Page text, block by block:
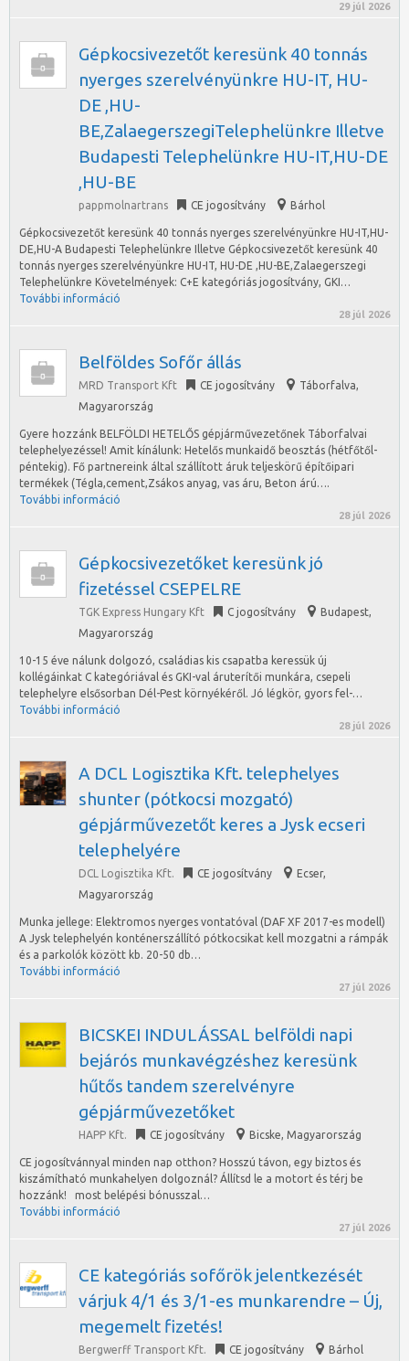
29 júl 2026
Gépkocsivezetőt keresünk 40 tonnás
nyerges szerelvényünkre HU-IT, HU-
DE ,HU-
BE,ZalaegerszegiTelephelünkre Illetve
Budapesti Telephelünkre HU-IT,HU-DE
,HU-BE
pappmolnartrans CE jogosítvány Bárhol
Gépkocsivezetőt keresünk 40 tonnás nyerges szerelvényünkre HU-IT,HU-
DE,HU-A Budapesti Telephelünkre Illetve Gépkocsivezetőt keresünk 40
tonnás nyerges szerelvényünkre HU-IT, HU-DE ,HU-BE,Zalaegerszegi
Telephelünkre Követelmények: C+E kategóriás jogosítvány, GKI…
További információ
28 júl 2026
Belföldes Sofőr állás
MRD Transport Kft CE jogosítvány Táborfalva,
Magyarország
Gyere hozzánk BELFÖLDI HETELŐS gépjárművezetőnek Táborfalvai
telephelyezéssel! Amit kínálunk: Hetelős munkaidő beosztás (hétfőtől-
péntekig). Fő partnereink által szállított áruk teljeskörű építőipari
termékek (Tégla,cement,Zsákos anyag, vas áru, Beton árú….
További információ
28 júl 2026
Gépkocsivezetőket keresünk jó
fizetéssel CSEPELRE
TGK Express Hungary Kft C jogosítvány Budapest,
Magyarország
10-15 éve nálunk dolgozó, családias kis csapatba keressük új
kollégáinkat C kategóriával és GKI-val áruterítői munkára, csepeli
telephelyre elsősorban Dél-Pest környékéről. Jó légkör, gyors fel-…
További információ
28 júl 2026
A DCL Logisztika Kft. telephelyes
shunter (pótkocsi mozgató)
gépjárművezetőt keres a Jysk ecseri
telephelyére
DCL Logisztika Kft. CE jogosítvány Ecser,
Magyarország
Munka jellege: Elektromos nyerges vontatóval (DAF XF 2017-es modell)
A Jysk telephelyén konténerszállító pótkocsikat kell mozgatni a rámpák
és a parkolók között kb. 20-50 db…
További információ
27 júl 2026
BICSKEI INDULÁSSAL belföldi napi
bejárós munkavégzéshez keresünk
hűtős tandem szerelvényre
gépjárművezetőket
HAPP Kft. CE jogosítvány Bicske, Magyarország
CE jogosítvánnyal minden nap otthon? Hosszú távon, egy biztos és
kiszámítható munkahelyen dolgoznál? Állítsd le a motort és térj be
hozzánk! most belépési bónusszal…
További információ
27 júl 2026
CE kategóriás sofőrök jelentkezését
várjuk 4/1 és 3/1-es munkarendre – Új,
megemelt fizetés!
Bergwerff Transport Kft. CE jogosítvány Bárhol